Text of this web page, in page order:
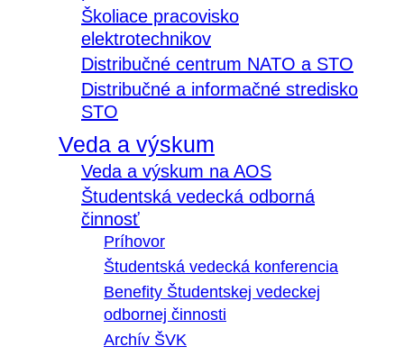
Školiace pracovisko
elektrotechnikov
Distribučné centrum NATO a STO
Distribučné a informačné stredisko
STO
Veda a výskum
Veda a výskum na AOS
Študentská vedecká odborná
činnosť
Príhovor
Študentská vedecká konferencia
Benefity Študentskej vedeckej
odbornej činnosti
Archív ŠVK